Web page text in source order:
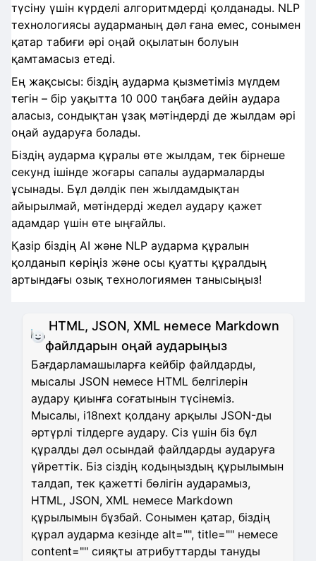
түсіну үшін күрделі алгоритмдерді қолданады. NLP
технологиясы аударманың дәл ғана емес, сонымен
қатар табиғи әрі оңай оқылатын болуын
қамтамасыз етеді.
Ең жақсысы: біздің аударма қызметіміз мүлдем
тегін – бір уақытта 10 000 таңбаға дейін аудара
аласыз, сондықтан ұзақ мәтіндерді де жылдам әрі
оңай аударуға болады.
Біздің аударма құралы өте жылдам, тек бірнеше
секунд ішінде жоғары сапалы аудармаларды
ұсынады. Бұл дәлдік пен жылдамдықтан
айырылмай, мәтіндерді жедел аудару қажет
адамдар үшін өте ыңғайлы.
Қазір біздің AI және NLP аударма құралын
қолданып көріңіз және осы қуатты құралдың
артындағы озық технологиямен танысыңыз!
HTML, JSON, XML немесе Markdown
файлдарын оңай аударыңыз
Бағдарламашыларға кейбір файлдарды,
мысалы JSON немесе HTML белгілерін
аудару қиынға соғатынын түсінеміз.
Мысалы, i18next қолдану арқылы JSON-ды
әртүрлі тілдерге аудару. Сіз үшін біз бұл
құралды дәл осындай файлдарды аударуға
үйреттік. Біз сіздің кодыңыздың құрылымын
талдап, тек қажетті бөлігін аударамыз,
HTML, JSON, XML немесе Markdown
құрылымын бұзбай. Сонымен қатар, біздің
құрал аударма кезінде alt="", title="" немесе
content="" сияқты атрибуттарды тануды